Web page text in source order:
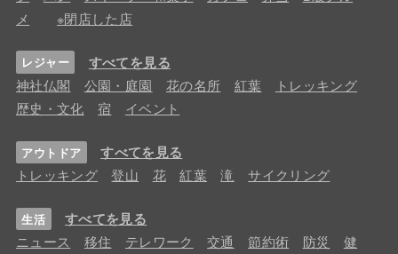
メ
※閉店した店
レジャー すべてを見る
神社仏閣 公園・庭園 花の名所 紅葉
トレッキング
歴史・文化
宿 イベント
アウトドア すべてを見る
トレッキング 登山 花 紅葉 滝 サイクリング
生活 すべてを見る
ニュース 移住 テレワーク 交通 節約術 防災
健